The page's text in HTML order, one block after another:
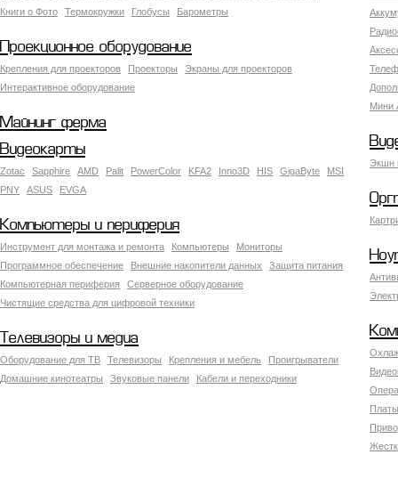
Книги о Фото
Термокружки Глобусы Барометры
Мини
Проекционное оборудование
Крепления для проекторов Проекторы
Экраны для проекторов
Интерактивное оборудование
Майнинг ферма
Экшн
Видеокарты
Zotac Sapphire AMD Palit PowerColor KFA2 Inno3D HIS GigaByte
MSI
PNY
ASUS EVGA
Компьютеры и периферия
Инструмент для монтажа и ремонта Компьютеры
Мониторы
Программное обеспечение
Внешние накопители данных
Защита питания
Компьютерная периферия
Серверное оборудование
Чистящие средства для цифровой техники
Телевизоры и медиа
Оборудование для ТВ Телевизоры Крепления и мебель
Проигрыватели
Домашние кинотеатры
Звуковые панели Кабели и переходники